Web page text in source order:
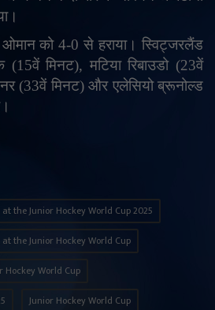
को 4-0 से हराया। स्विट्जरलैंड
(15वें मिनट), मटिया रिबाउडो (23वें
(33वें मिनट) और एलेसियो ब्रूनोल्ड
the Junior Hockey World Cup 2025
the Junior Hockey World Cup
World Cup
Junior Hockey World Cup